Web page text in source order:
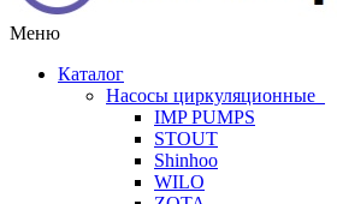
Меню
Каталог
Насосы циркуляционные
IMP PUMPS
STOUT
Shinhoo
WILO